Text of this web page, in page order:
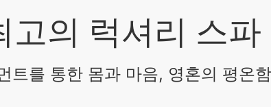
고의 럭셔리 스
트를 통한 몸과 마음, 영혼의 평온